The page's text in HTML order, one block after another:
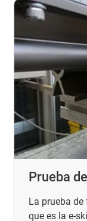
Prueba
La prueba
que es la e-